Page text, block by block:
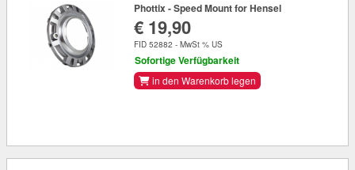
Phottix - Speed Mount for Hensel
€ 19,90
FID 52882 - MwSt % US
Sofortige Verfügbarkeit
in den Warenkorb legen